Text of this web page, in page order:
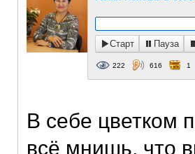
Старт Пауза
222 616 1
В себе цветком
всё мнишь, что